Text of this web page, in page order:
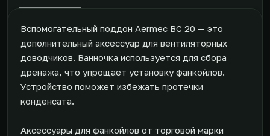
Вспомогательный поддон Aermec BC 20 — это
дополнительный аксессуар для вентиляторных
доводчиков. Ванночка используется для сбора
дренажа, что упрощает установку фанкойлов.
Устройство поможет избежать протечки
конденсата.
Аксессуары для фанкойлов от торговой марки